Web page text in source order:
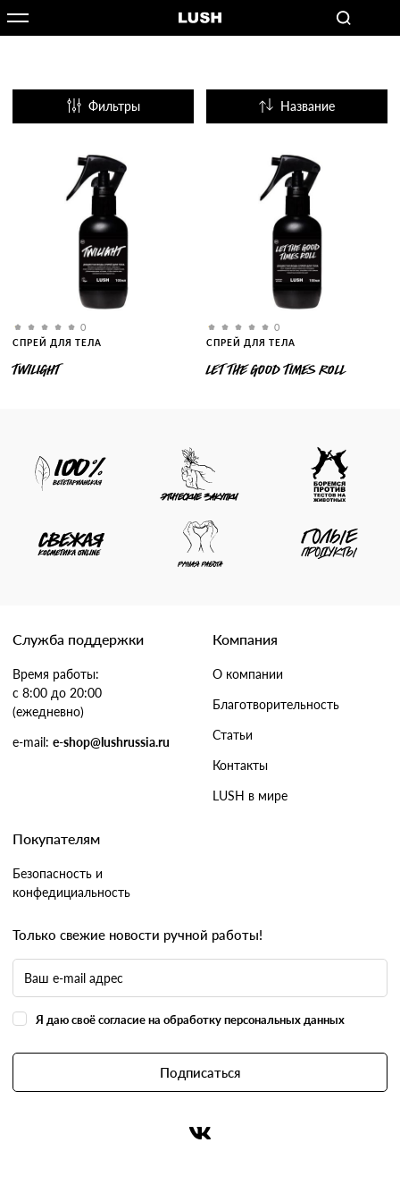
Фильтры Название
0
СПРЕЙ ДЛЯ ТЕЛА
TWILIGHT
0
СПРЕЙ ДЛЯ ТЕЛА
LET THE GOOD TIMES ROLL
Служба поддержки
Время работы:
с 8:00 до 20:00
(ежедневно)
e-mail: e-shop@lushrussia.ru
Компания
О компании
Благотворительность
Статьи
Контакты
LUSH в мире
Покупателям
Безопасность и
конфедициальность
Только свежие новости ручной работы!
Я даю своё согласие на обработку персональных данных
Подписаться